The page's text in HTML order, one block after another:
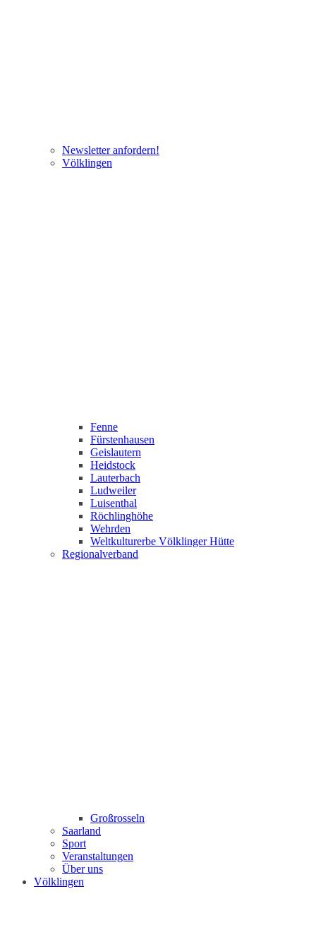
Newsletter anfordern!
Völklingen
Fenne
Fürstenhausen
Geislautern
Heidstock
Lauterbach
Ludweiler
Luisenthal
Röchlinghöhe
Wehrden
Weltkulturerbe Völklinger Hütte
Regionalverband
Großrosseln
Saarland
Sport
Veranstaltungen
Über uns
Völklingen